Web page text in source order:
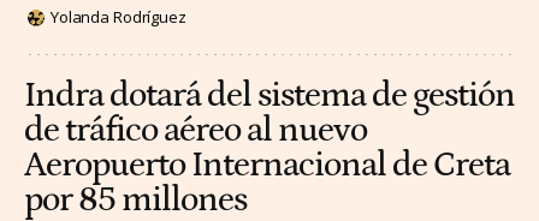
Yolanda Rodríguez
Indra dotará del sistema de gestión
de tráfico aéreo al nuevo
Aeropuerto Internacional de Creta
por 85 millones